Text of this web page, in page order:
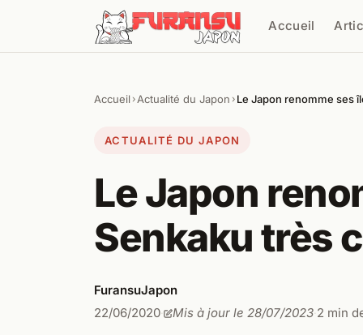
Aller au contenu
Accueil
Accueil › Actualité du Japon › Le Japon renomme ses
ACTUALITÉ DU JAPON
Le Japon
Senkaku très
FuransuJapon
22/06/2020· Mis à jour le 28/07/2023·2 min